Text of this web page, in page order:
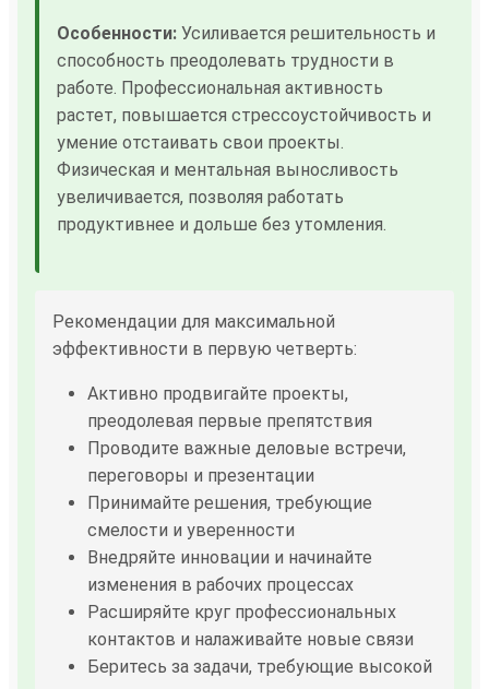
Особенности: Усиливается решительность и
способность преодолевать трудности в
работе. Профессиональная активность
растет, повышается стрессоустойчивость и
умение отстаивать свои проекты.
Физическая и ментальная выносливость
увеличивается, позволяя работать
продуктивнее и дольше без утомления.
Рекомендации для максимальной
эффективности в первую четверть:
Активно продвигайте проекты,
преодолевая первые препятствия
Проводите важные деловые встречи,
переговоры и презентации
Принимайте решения, требующие
смелости и уверенности
Внедряйте инновации и начинайте
изменения в рабочих процессах
Расширяйте круг профессиональных
контактов и налаживайте новые связи
Беритесь за задачи, требующие высокой